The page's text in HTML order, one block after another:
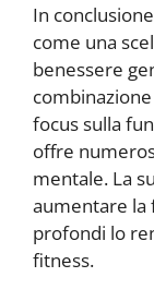
In
come una
benessere
focus sulla
offre
mentale. La
aumentare la
profondi lo
fitness.